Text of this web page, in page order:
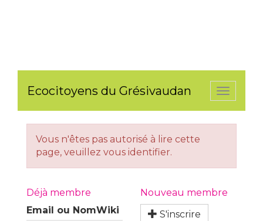
Toggle
Ecocitoyens du Grésivaudan
Vous n'êtes pas autorisé à lire cette
page, veuillez vous identifier.
Déjà membre
Email ou NomWiki
Nouveau membre
S'inscrire